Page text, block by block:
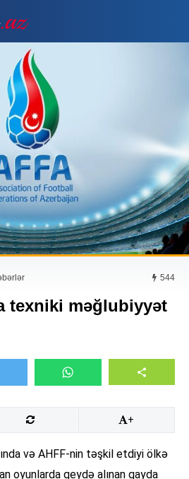
544
texniki məğlubiyyət
+
və AHFF-nin təşkil etdiyi ölkə
oyunlarda qeydə alınan qayda